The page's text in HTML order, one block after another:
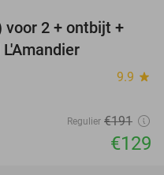
32%
voor 2 + ontbijt +
9.9 star
Regulier €191
€129